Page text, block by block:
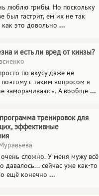
люблю грибы. Но поскольку
был гастрит, ем их не так
как это довольно ...
и есть ли вред от кинзы?
по вкусу даже не
поэтому с таким вопросом я
заморачиваюсь. А вообще ...
тренировок для
эффективные
очень сложно. У меня мужу всё
давалось... сейчас уже как-то
ещё конечно ...